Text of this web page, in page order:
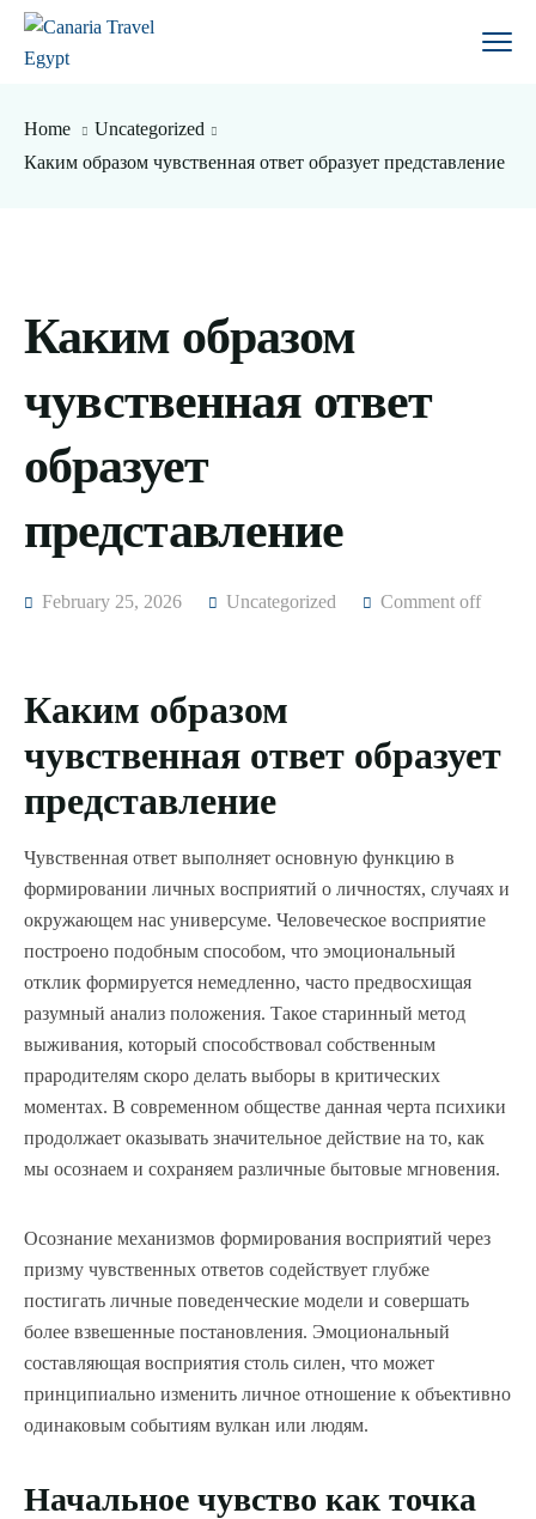
Home
Uncategorized
Каким образом чувственная ответ образует представление
Каким образом
чувственная ответ
образует
представление
February 25, 2026 Uncategorized Comment off
Каким образом
чувственная ответ образует
представление
Чувственная ответ выполняет основную функцию в
формировании личных восприятий о личностях, случаях и
окружающем нас универсуме. Человеческое восприятие
построено подобным способом, что эмоциональный
отклик формируется немедленно, часто предвосхищая
разумный анализ положения. Такое старинный метод
выживания, который способствовал собственным
прародителям скоро делать выборы в критических
моментах. В современном обществе данная черта психики
продолжает оказывать значительное действие на то, как
мы осознаем и сохраняем различные бытовые мгновения.
Осознание механизмов формирования восприятий через
призму чувственных ответов содействует глубже
постигать личные поведенческие модели и совершать
более взвешенные постановления. Эмоциональный
составляющая восприятия столь силен, что может
принципиально изменить личное отношение к объективно
одинаковым событиям вулкан или людям.
Начальное чувство как точка